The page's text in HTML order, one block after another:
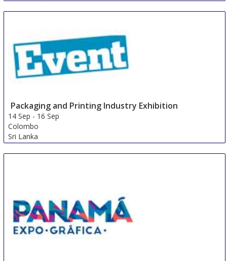
Packaging and Printing Industry Exhibition
14 Sep - 16 Sep
Colombo
Sri Lanka